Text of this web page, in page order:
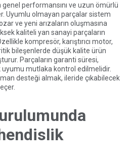
performansını ve uzun ömürlü
Uyumlu olmayan parçalar sistem
ve yeni arızaların oluşmasına
kaliteli yan sanayi parçaların
kompresör, karıştırıcı motor,
bileşenlerde düşük kalite ürün
Parçaların garanti süresi,
mutlaka kontrol edilmelidir.
desteği almak, ileride çıkabilecek